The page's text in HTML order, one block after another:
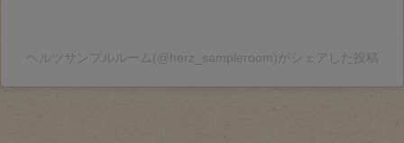
ヘルツサンプルルーム(@herz_sampleroom)がシェアした投稿